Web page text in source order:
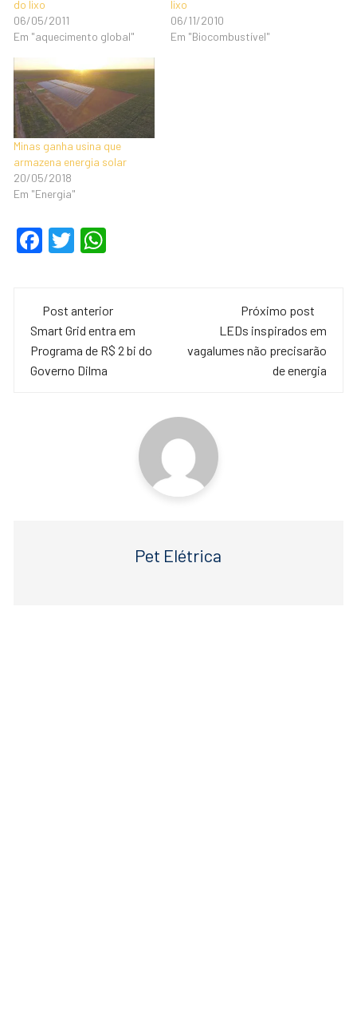
do lixo
06/05/2011
Em "aquecimento global"
lixo
06/11/2010
Em "Biocombustível"
Minas ganha usina que
armazena energia solar
20/05/2018
Em "Energia"
F
e
b
o
T
er s
A
p
Navegação
de
post
Post anterior
Smart Grid entra em
Programa de R$ 2 bi do
Governo Dilma
Próximo post
LEDs inspirados em
vagalumes não precisarão
de energia
Pet Elétrica